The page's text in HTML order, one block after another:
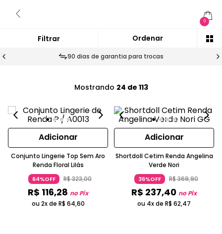
0
90 dias de garantia para trocas
Mostrando 24 de 113
Adicionar
Conjunto Lingerie Top Sem Aro
Renda Floral Lilás
64%OFF R$323,00
R$ 116,28 no Pix
ou 2x de R$ 64,60
Adicionar
Shortdoll Cetim Renda Angelina
Verde Nori
36%OFF R$369,90
R$ 237,40 no Pix
ou 4x de R$ 62,47